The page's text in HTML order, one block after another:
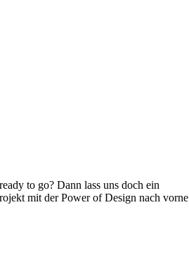
to go? Dann lass uns doch ein
mit der Power of Design nach vorne